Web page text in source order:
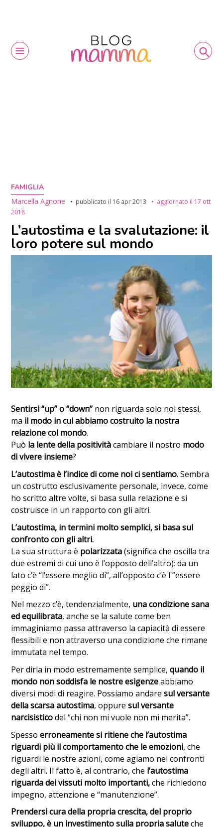
FAMIGLIA
Marcella Agnone
pubblicato il 16 apr 2013 aggiornato il 17 ott
2018
L’autostima e la svalutazione: il
loro potere sul mondo
Sentirsi “up” o “down” non riguarda solo noi stessi,
ma il modo in cui abbiamo costruito la nostra
relazione col mondo.
Può la lente della positivitàcambiare il nostro modo
di vivere insieme?
L’autostima è l’indice di come noi ci sentiamo.Sembra
un costrutto esclusivamente personale, invece, come
ho scritto altre volte, si basa sulla relazione e si
costruisce in un rapporto con gli altri.
L’autostima, in termini molto semplici, si basa sul
confronto con gli altri.
La sua struttura è polarizzata(significa che oscilla tra
due estremi di cui uno è l’opposto dell’altro): da un
lato c’è “l’essere meglio di”, all’opposto c’è l'”essere
peggio di”.
Nel mezzo c’è, tendenzialmente, una condizione sana
ed equilibrata, anche se la salute come ben
immaginiamo passa attraverso la capiacità di essere
flessibili e non attraverso una condizione che rimane
immutata nel tempo.
Per dirla in modo estremamente semplice,quando il
mondo non soddisfa le nostre esigenzeabbiamo
diversi modi di reagire. Possiamo andare sul versante
della scarsa autostima, oppuresul versante
narcisisticodel “chi non mi vuole non mi merita”.
Spesso erroneamente si ritiene che l’autostima
riguardi più il comportamento che le emozioni, che
riguardi le nostre azioni, come agiamo nei confronti
degli altri. Il fatto è, al contrario, che l’autostima
riguarda dei vissuti molto importanti,che richiedono
impegno, attenzione e “manutenzione”.
Prendersi cura della propria crescita, del proprio
sviluppo, è un investimento sulla propria saluteche